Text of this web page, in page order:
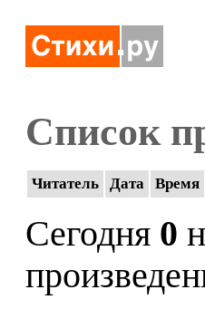
Список
Читатель Дата Время
Сегодня 0